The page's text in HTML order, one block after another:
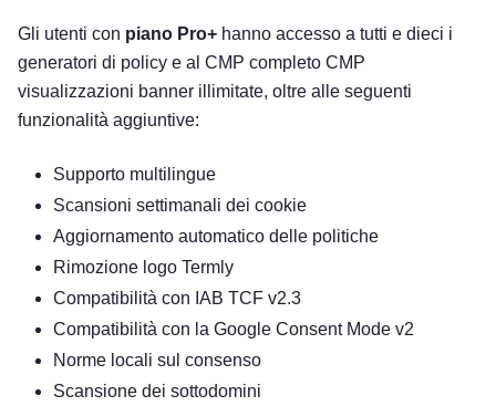
Gli utenti con piano Pro+ hanno accesso a tutti e dieci i
generatori di policy e al CMP completo CMP
visualizzazioni banner illimitate, oltre alle seguenti
funzionalità aggiuntive:
Supporto multilingue
Scansioni settimanali dei cookie
Aggiornamento automatico delle politiche
Rimozione logo Termly
Compatibilità con IAB TCF v2.3
Compatibilità con la Google Consent Mode v2
Norme locali sul consenso
Scansione dei sottodomini